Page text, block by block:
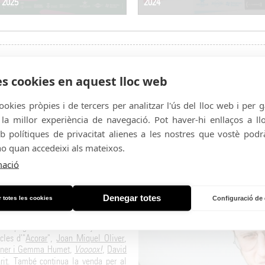
Demà a les 10 h, a la venda
2015
i els
pagament del festival ja són a la
d'"Acorar",Joan Miquel Oliver,
i Gemma Humet, Voooox!, David
. També continua la venda per al
cookies en aquest lloc web
pròpies i de tercers per analitzar l'ús del lloc web i per
millor experiència de navegació. Pot haver-hi enllaços a
polítiques de privacitat alienes a les nostres que vostè
quan accedeixi als mateixos.
totes les cookies Denegar totes Configuració de